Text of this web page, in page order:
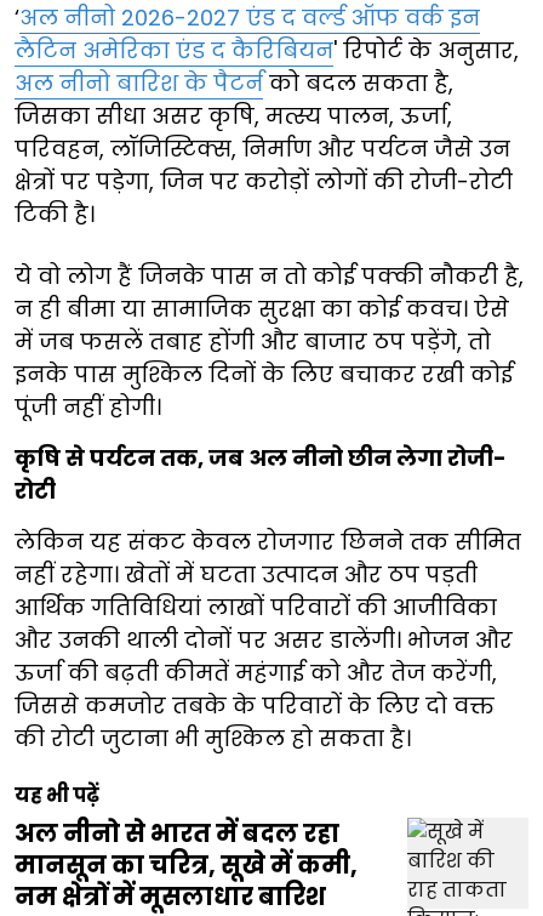
‘अल नीनो 2026-2027 एंड द वर्ल्ड ऑफ वर्क इन
लैटिन अमेरिका एंड द कैरिबियन' रिपोर्ट के अनुसार,
अल नीनो बारिश के पैटर्नको बदल सकता है,
जिसका सीधा असर कृषि, मत्स्य पालन, ऊर्जा,
परिवहन, लॉजिस्टिक्स, निर्माण और पर्यटन जैसे उन
क्षेत्रों पर पड़ेगा, जिन पर करोड़ों लोगों की रोजी-रोटी
टिकी है।
ये वो लोग हैं जिनके पास न तो कोई पक्की नौकरी है,
न ही बीमा या सामाजिक सुरक्षा का कोई कवच। ऐसे
में जब फसलें तबाह होंगी और बाजार ठप पड़ेंगे, तो
इनके पास मुश्किल दिनों के लिए बचाकर रखी कोई
पूंजी नहीं होगी।
कृषि से पर्यटन तक, जब अल नीनो छीन लेगा रोजी-
रोटी
लेकिन यह संकट केवल रोजगार छिनने तक सीमित
नहीं रहेगा। खेतों में घटता उत्पादन और ठप पड़ती
आर्थिक गतिविधियां लाखों परिवारों की आजीविका
और उनकी थाली दोनों पर असर डालेंगी। भोजन और
ऊर्जा की बढ़ती कीमतें महंगाई को और तेज करेंगी,
जिससे कमजोर तबके के परिवारों के लिए दो वक्त
की रोटी जुटाना भी मुश्किल हो सकता है।
यह भी पढ़ें
अल नीनो से भारत में बदल रहा
मानसून का चरित्र, सूखे में कमी,
नम क्षेत्रों में मूसलाधार बारिश